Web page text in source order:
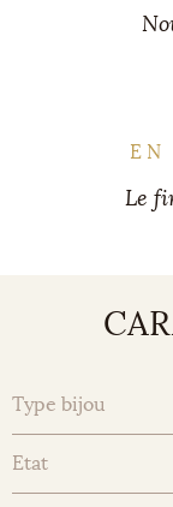
EN
Le
Type bijou
Etat